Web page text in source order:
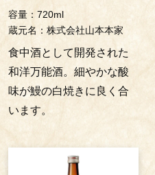
容量：720ml
蔵元名：株式会社山本本家
食中酒として開発された
和洋万能酒。細やかな酸
味が鰻の白焼きに良く合
います。